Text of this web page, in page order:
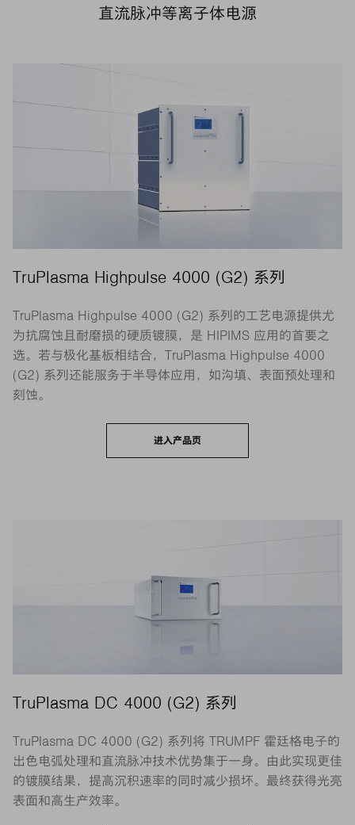
直流脉冲等离子体电源
TruPlasma Highpulse 4000 (G2) 系列
TruPlasma Highpulse 4000 (G2) 系列的工艺电源提供尤
为抗腐蚀且耐磨损的硬质镀膜，是 HIPIMS 应用的首要之
选。若与极化基板相结合，TruPlasma Highpulse 4000
(G2) 系列还能服务于半导体应用，如沟填、表面预处理和
刻蚀。
进入产品页
TruPlasma DC 4000 (G2) 系列
TruPlasma DC 4000 (G2) 系列将 TRUMPF 霍廷格电子的
出色电弧处理和直流脉冲技术优势集于一身。由此实现更佳
的镀膜结果，提高沉积速率的同时减少损坏。最终获得光亮
表面和高生产效率。